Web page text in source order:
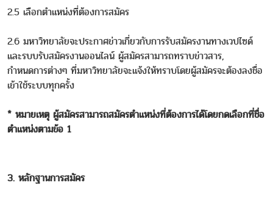
2.5 เลือกตำแหน่งที่ต้องการสมัคร
2.6 มหาวิทยาลัยจะประกาศข่าวเกี่ยวกับการรับสมัครงานทางเวปไซด์
และรบบรับสมัครงานออนไลน์ ผู้สมัครสามารถทราบข่าวสาร,
กำหนดการต่างๆ ที่มหาวิทยาลัยจะแจ้งให้ทราบโดยผู้สมัครจะต้องลงชื่อ
เข้าใช้ระบบทุกครั้ง
* หมายเหตุ ผู้สมัครสามารถสมัครตำแหน่งที่ต้องการได้โดยกดเลือกที่ชื่อ
ตำแหน่งตามข้อ 1
3. หลักฐานการสมัคร